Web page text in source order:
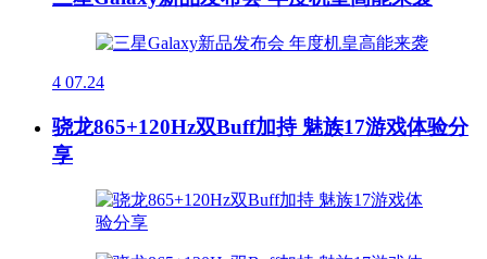
4 07.24
骁龙865+120Hz双Buff加持 魅族17游戏体验分
享